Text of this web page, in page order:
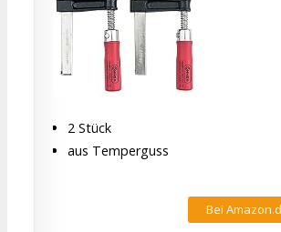
2 Stück
aus Temperguss
Bei